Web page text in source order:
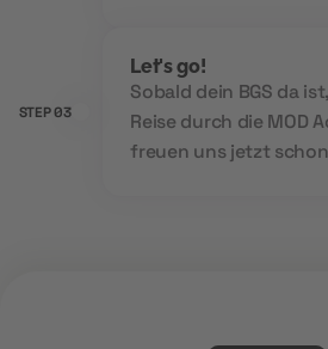
STEP 03
Let's go!
Sobald dein BGS da
Reise durch die MOD
freuen uns jetzt